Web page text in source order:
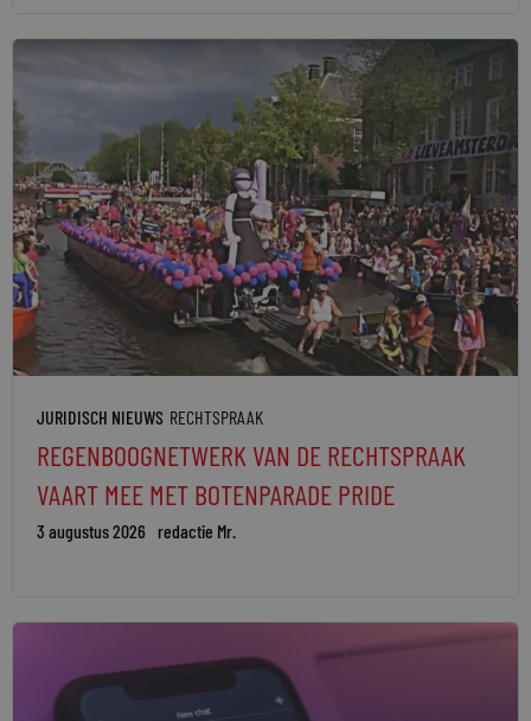
JURIDISCH NIEUWS RECHTSPRAAK
REGENBOOGNETWERK VAN DE RECHTSPRAAK
VAART MEE MET BOTENPARADE PRIDE
3 augustus 2026 redactie Mr.